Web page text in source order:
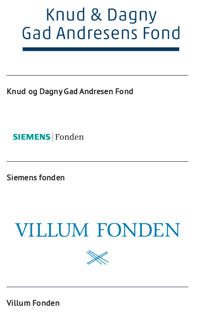
Knud og Dagny Gad Andresen Fond
Siemens fonden
Villum Fonden